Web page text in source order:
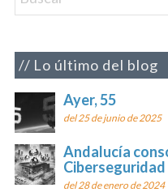
Lo último del blog
Ayer, 55
del 25 de junio de 2025
Andalucía
Ciberseguridad
del 28 de enero de 2024